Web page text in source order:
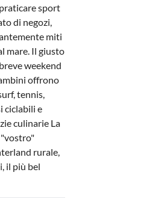
sport
di negozi,
miti
mare. Il giusto
weekend
offrono
tennis,
ciclabili e
culinarie La
"vostro"
rurale,
il più bel